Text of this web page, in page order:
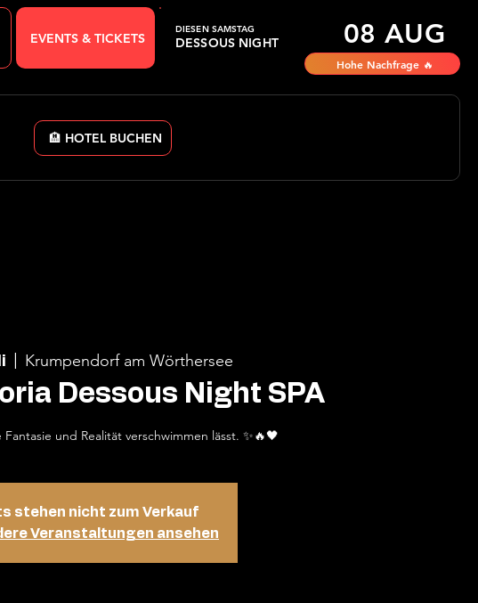
EVENTS & TICKETS DESSOUS NIGHT 08 AUG
DIESEN SAMSTAG
Hohe Nachfrage 🔥
🏨 HOTEL BUCHEN
Krumpendorf am Wörthersee
Dessous Night SPA
und Realität verschwimmen lässt. ✨🔥🖤
stehen nicht zum Verkauf
Veranstaltungen ansehen